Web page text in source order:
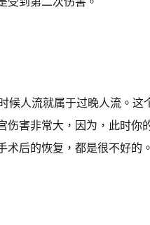
人流就属于过晚人流。这
伤害非常大，因为，此时你
术后的恢复，都是很不好的。